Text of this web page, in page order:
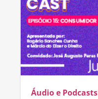
Áudio e Podcasts